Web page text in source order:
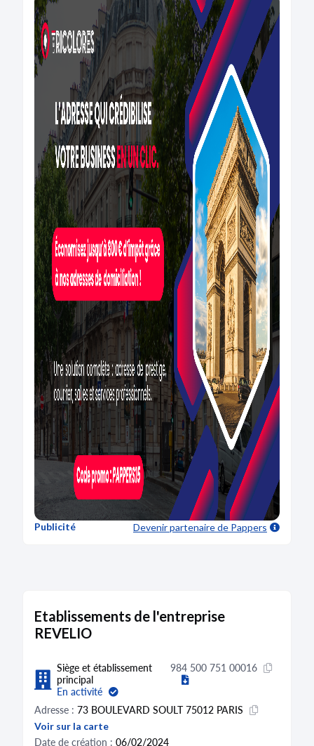
Publicité Devenir partenairede Pappers
Etablissements de l'entreprise
REVELIO
Siège et établissement
principal
En activité
984 500 751 00016
Adresse : 73 BOULEVARD SOULT 75012 PARIS
Voir sur la carte
Date de création : 06/02/2024